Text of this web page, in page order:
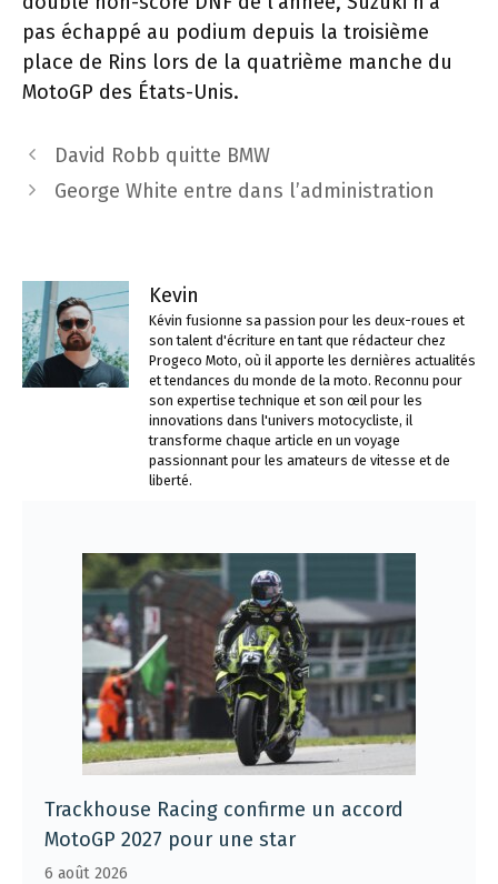
pas échappé au podium depuis la troisième
place de Rins lors de la quatrième manche du
MotoGP des États-Unis.
Navigation
des
David Robb quitte BMW
George White entre dans l’administration
Kevin
Kévin fusionne sa passion pour les deux-roues et
son talent d'écriture en tant que rédacteur chez
Progeco Moto, où il apporte les dernières actualités
et tendances du monde de la moto. Reconnu pour
son expertise technique et son œil pour les
innovations dans l'univers motocycliste, il
transforme chaque article en un voyage
passionnant pour les amateurs de vitesse et de
liberté.
Trackhouse Racing confirme un accord
MotoGP 2027 pour une star
6 août 2026